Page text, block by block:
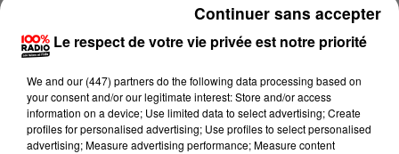
Le respect de votre vie privée est notre priorité
We and our (447) partnersdo the following data processing based on
your consent and/or our legitimate interest: Store and/or access
information on a device; Use limited data to select advertising; Create
profiles for personalised advertising; Use profiles to select personalised
advertising; Measure advertising performance; Measure content
Continuer sans accepter